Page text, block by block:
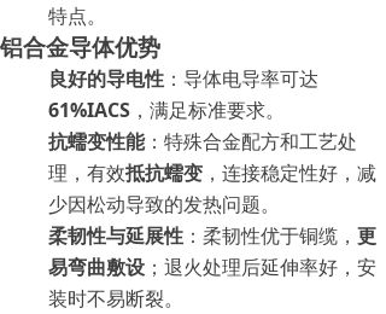
特点。
铝合金导体优势
良好的导电性 ：导体电导率可达
61%IACS ，满足标准要求。
抗蠕变性能：特殊合金配方和工艺处
理，有效抵抗蠕变 ，连接稳定性好，减
少因松动导致的发热问题。
柔韧性与延展性 ：柔韧性优于铜缆， 更
易弯曲敷设 ；退火处理后延伸率好，安
装时不易断裂。